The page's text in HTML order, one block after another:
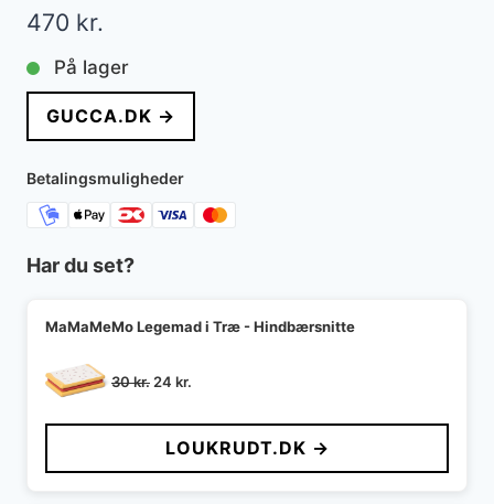
470 kr.
På lager
GUCCA.DK →
Betalingsmuligheder
Har du set?
MaMaMeMo Legemad i Træ - Hindbærsnitte
30kr. Den
pris
var:
30 kr..
24 kr.
pris
er:
24 kr..
LOUKRUDT.DK →